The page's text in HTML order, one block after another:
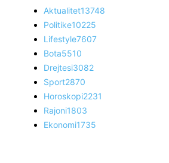
Aktualitet13748
Politike10225
Lifestyle7607
Bota5510
Drejtesi3082
Sport2870
Horoskopi2231
Rajoni1803
Ekonomi1735